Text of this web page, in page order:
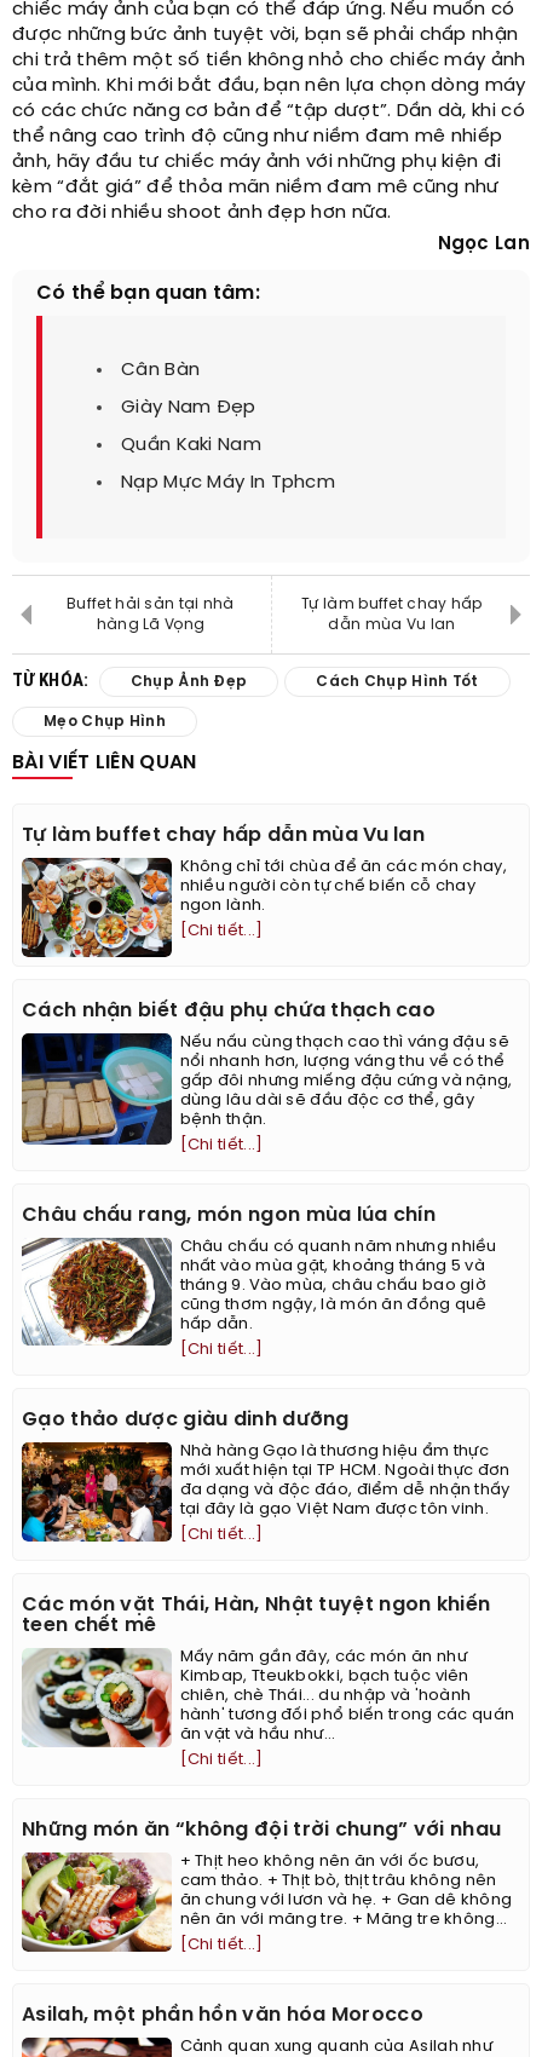
chiếc máy ảnh của bạn có thể đáp ứng. Nếu muốn có
được những bức ảnh tuyệt vời, bạn sẽ phải chấp nhận
chi trả thêm một số tiền không nhỏ cho chiếc máy ảnh
của mình. Khi mới bắt đầu, bạn nên lựa chọn dòng máy
có các chức năng cơ bản để “tập dượt”. Dần dà, khi có
thể nâng cao trình độ cũng như niềm đam mê nhiếp
ảnh, hãy đầu tư chiếc máy ảnh với những phụ kiện đi
kèm “đắt giá” để thỏa mãn niềm đam mê cũng như
cho ra đời nhiều shoot ảnh đẹp hơn nữa.
Ngọc Lan
Có thể bạn quan tâm:
Cân Bàn
Giày Nam Đẹp
Quần Kaki Nam
Nạp Mực Máy In Tphcm
Buffet hải sản tại nhà
hàng Lã Vọng
Tự làm buffet chay hấp
dẫn mùa Vu lan
TỪ KHÓA: Chụp Ảnh Đẹp Cách Chụp Hình Tốt
Mẹo Chụp Hình
BÀI VIẾT LIÊN QUAN
Tự làm buffet chay hấp dẫn mùa Vu lan
Không chỉ tới chùa để ăn các món chay,
nhiều người còn tự chế biến cỗ chay
ngon lành.
[Chi tiết...]
Cách nhận biết đậu phụ chứa thạch cao
Nếu nấu cùng thạch cao thì váng đậu sẽ
nổi nhanh hơn, lượng váng thu về có thể
gấp đôi nhưng miếng đậu cứng và nặng,
dùng lâu dài sẽ đầu độc cơ thể, gây
bệnh thận.
[Chi tiết...]
Châu chấu rang, món ngon mùa lúa chín
Châu chấu có quanh năm nhưng nhiều
nhất vào mùa gặt, khoảng tháng 5 và
tháng 9. Vào mùa, châu chấu bao giờ
cũng thơm ngậy, là món ăn đồng quê
hấp dẫn.
[Chi tiết...]
Gạo thảo dược giàu dinh dưỡng
Nhà hàng Gạo là thương hiệu ẩm thực
mới xuất hiện tại TP HCM. Ngoài thực đơn
đa dạng và độc đáo, điểm dễ nhận thấy
tại đây là gạo Việt Nam được tôn vinh.
[Chi tiết...]
Các món vặt Thái, Hàn, Nhật tuyệt ngon khiến
teen chết mê
Mấy năm gần đây, các món ăn như
Kimbap, Tteukbokki, bạch tuộc viên
chiên, chè Thái... du nhập và 'hoành
hành' tương đối phổ biến trong các quán
ăn vặt và hầu như...
[Chi tiết...]
Những món ăn “không đội trời chung” với nhau
+ Thịt heo không nên ăn với ốc bươu,
cam thảo. + Thịt bò, thịt trâu không nên
ăn chung với lươn và hẹ. + Gan dê không
nên ăn với măng tre. + Măng tre không...
[Chi tiết...]
Asilah, một phần hồn văn hóa Morocco
Cảnh quan xung quanh của Asilah như